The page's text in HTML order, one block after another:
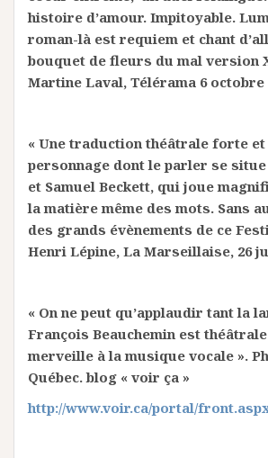
histoire d’amour. Impitoyable.
roman-là est requiem et chant
bouquet de fleurs du mal version
Martine Laval, Télérama 6 octobre
« Une traduction théâtrale forte et
personnage dont le parler se
et Samuel Beckett, qui joue
la matière même des mots. Sans
des grands évènements de ce
Henri Lépine, La Marseillaise, 26
« On ne peut qu’applaudir tant la
François Beauchemin est
merveille à la musique vocale ».
Québec. blog « voir ça »
http://www.voir.ca/portal/